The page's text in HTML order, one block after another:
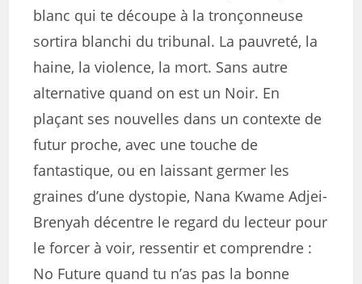
blanc qui te découpe à la tronçonneuse
sortira blanchi du tribunal. La pauvreté, la
haine, la violence, la mort. Sans autre
alternative quand on est un Noir. En
plaçant ses nouvelles dans un contexte de
futur proche, avec une touche de
fantastique, ou en laissant germer les
graines d’une dystopie, Nana Kwame Adjei-
Brenyah décentre le regard du lecteur pour
le forcer à voir, ressentir et comprendre :
No Future quand tu n’as pas la bonne